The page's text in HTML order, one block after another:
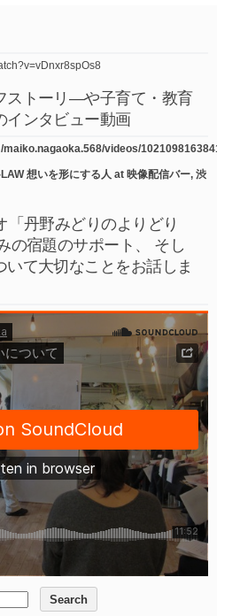
ストーリ―や子育て・教育
インタビュー動画
videos/
想いを形にする人 at 映像配信バー, 渋
「丹野みどりのよりどり
の宿題のサポート、 そし
いて大切なことをお話しま